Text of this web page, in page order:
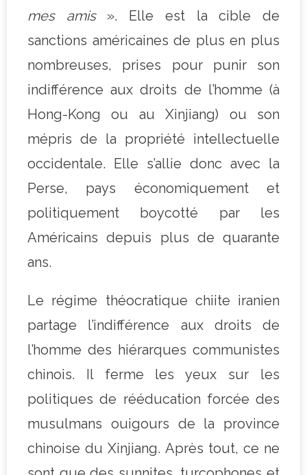
mes amis». Elle est la cible de
sanctions américaines de plus en plus
nombreuses, prises pour punir son
indifférence aux droits de l’homme (à
Hong-Kong ou au Xinjiang) ou son
mépris de la propriété intellectuelle
occidentale. Elle s’allie donc avec la
Perse, pays économiquement et
politiquement boycotté par les
Américains depuis plus de quarante
ans.
Le régime théocratique chiite iranien
partage l’indifférence aux droits de
l’homme des hiérarques communistes
chinois. Il ferme les yeux sur les
politiques de rééducation forcée des
musulmans ouigours de la province
chinoise du Xinjiang. Après tout, ce ne